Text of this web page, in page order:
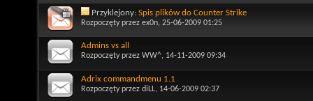
Przyklejony: Spis plików do Counter Strike
Rozpoczęty przez ex0n, 25-06-2009 01:25
Admins vs all
Rozpoczęty przez WW^, 14-11-2009 09:34
Adrix commandmenu 1.1
Rozpoczęty przez diLL, 14-06-2009 02:37